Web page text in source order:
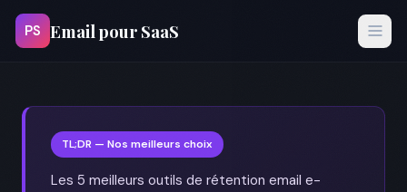
PS Email pour SaaS
TL;DR — Nos meilleurs choix
Les 5 meilleurs outils de rétention email e-